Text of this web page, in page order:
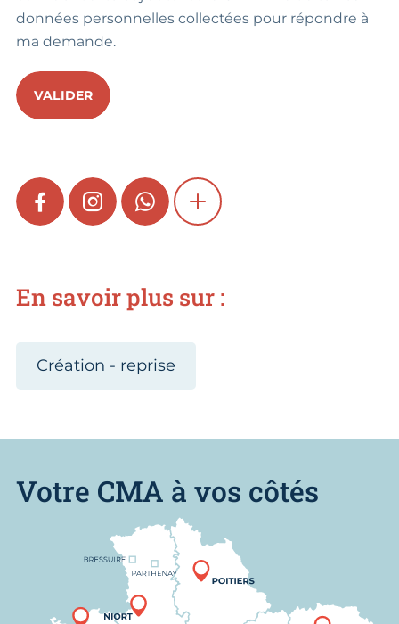
données personnelles collectées pour répondre à
ma demande.
VALIDER
FACEBOOKINSTAGRAMWHATSAPPSHOW MORE
En savoir plus sur :
Création - reprise
Votre CMA à vos côtés